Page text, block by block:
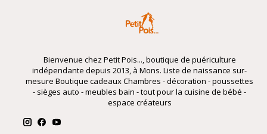
Bienvenue chez Petit Pois..., boutique de puériculture
indépendante depuis 2013, à Mons. Liste de naissance sur-
mesure Boutique cadeaux Chambres - décoration - poussettes
- sièges auto - meubles bain - tout pour la cuisine de bébé -
espace créateurs